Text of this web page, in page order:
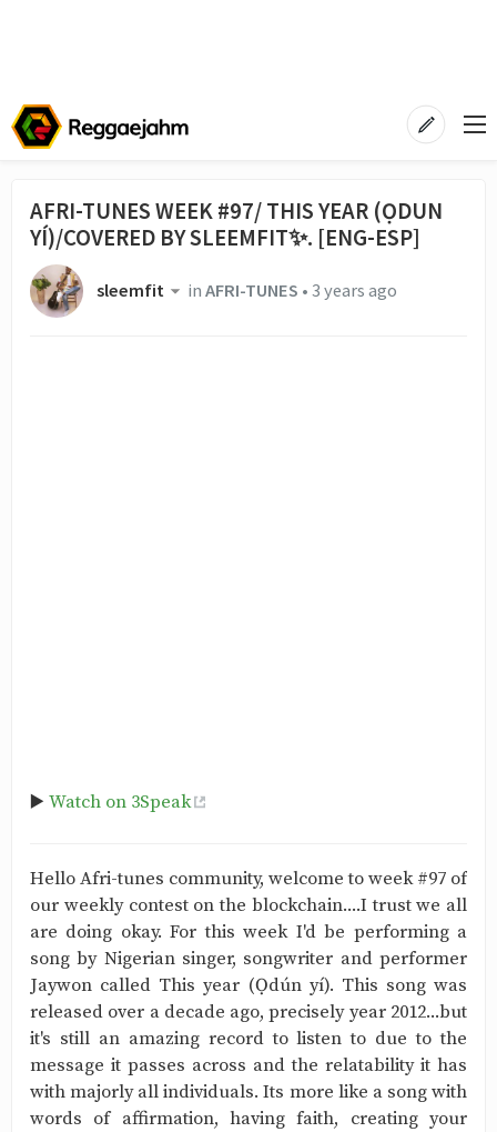
AFRI-TUNES WEEK #97/ THIS YEAR (ỌDUN
YÍ)/COVERED BY SLEEMFIT✨. [ENG-ESP]
sleemfit inAFRI-TUNES •3 years ago
▶️ Watch on 3Speak
Hello Afri-tunes community, welcome to week #97 of
our weekly contest on the blockchain....I trust we all
are doing okay. For this week I'd be performing a
song by Nigerian singer, songwriter and performer
Jaywon called This year (Ọdún yí). This song was
released over a decade ago, precisely year 2012...but
it's still an amazing record to listen to due to the
message it passes across and the relatability it has
with majorly all individuals. Its more like a song with
words of affirmation, having faith, creating your